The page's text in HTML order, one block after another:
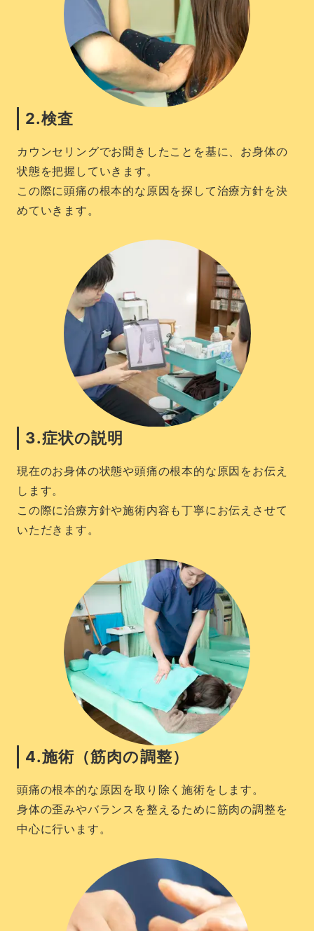
2.検査
カウンセリングでお聞きしたことを基に、お身体の
状態を把握していきます。
この際に頭痛の根本的な原因を探して治療方針を決
めていきます。
3.症状の説明
現在のお身体の状態や頭痛の根本的な原因をお伝え
します。
この際に治療方針や施術内容も丁寧にお伝えさせて
いただきます。
4.施術（筋肉の調整）
頭痛の根本的な原因を取り除く施術をします。
身体の歪みやバランスを整えるために筋肉の調整を
中心に行います。